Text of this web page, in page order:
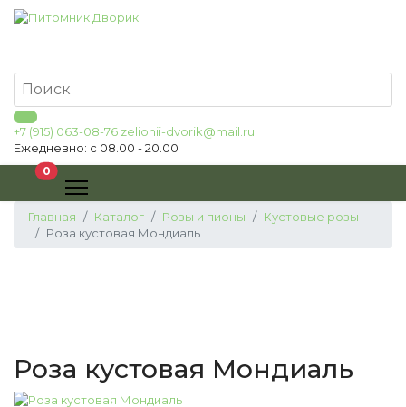
+7 (915) 063-08-76 zelionii-dvorik@mail.ru
Ежедневно: с 08.00 - 20.00
0В корзину
Главная Каталог Розы и пионы
Кустовые розы
Роза кустовая Мондиаль
Роза кустовая Мондиаль